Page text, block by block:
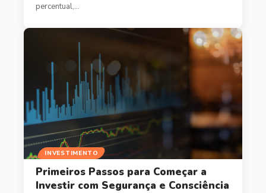
percentual,…
INVESTIMENTO
Primeiros Passos para Começar a
Investir com Segurança e Consciência